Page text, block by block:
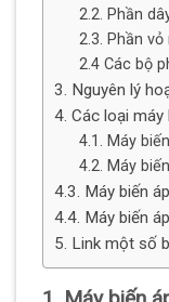
2.2. Phần
2.3. Phần
2.4 Các bộ
3. Nguyên lý
4. Các loại máy
4.1. Máy
4.2. Máy
4.3. Máy biến
4.4. Máy biến
5. Link một số